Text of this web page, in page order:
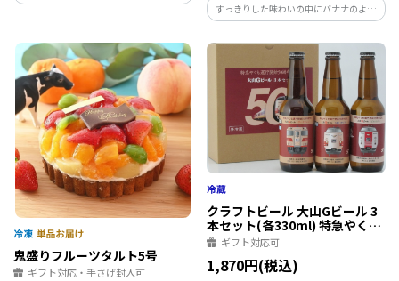
のにキレもあるような味わいを追求して
わりながら、麹米と掛米の精米歩合も細
かく試行錯誤して最良のバランスを突き
詰めています。
すっきりした味わいの中にバナナのよう
なフルーティな香りが広がる穏やかな原
酒です。石川県が長い年月をかけて開発し
たオリジナルの酒米「百万石乃白」を使
用し、その魅力と加越らしさを表現して
います。
鬼盛りフルーツタルト5号
ギフト対応・手さげ封入可
クラフトビール 大山Gビール 3
本セット(各330ml) 特急やくも
オリジナルラベル
ギフト対応可
1,870円(税込)